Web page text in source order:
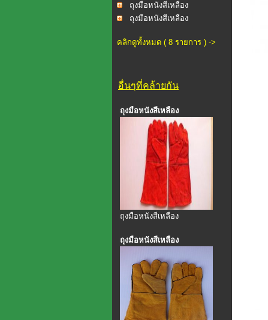
ถุงมือหนังสีเหลือง
ถุงมือหนังสีเหลือง
คลิกดูทั้งหมด ( 8 รายการ ) ->
อื่นๆที่คล้ายกัน
ถุงมือหนังสีเหลือง
ถุงมือหนังสีเหลือง
ถุงมือหนังสีเหลือง